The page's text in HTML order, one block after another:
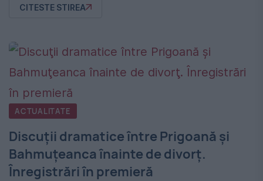
CITESTE STIREA
ACTUALITATE
Discuţii dramatice între Prigoană şi
Bahmuţeanca înainte de divorţ.
Înregistrări în premieră